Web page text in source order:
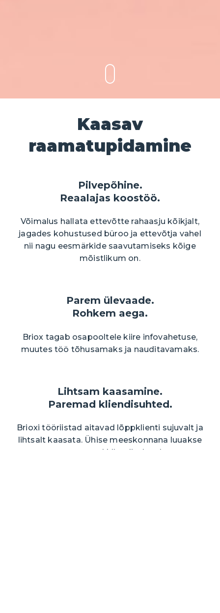
Kaasav
raamatupidamine
Pilvepõhine.
Reaalajas koostöö.
Võimalus hallata ettevõtte rahaasju kõikjalt,
jagades kohustused büroo ja ettevõtja vahel
nii nagu eesmärkide saavutamiseks kõige
mõistlikum on.
Parem ülevaade.
Rohkem aega.
Briox tagab osapooltele kiire infovahetuse,
muutes töö tõhusamaks ja nauditavamaks.
Lihtsam kaasamine.
Paremad kliendisuhted.
Brioxi tööriistad aitavad lõppklienti sujuvalt ja
lihtsalt kaasata. Ühise meeskonnana luuakse
tugevamad kliendisuhted.